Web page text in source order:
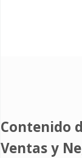
Contenido
Ventas y